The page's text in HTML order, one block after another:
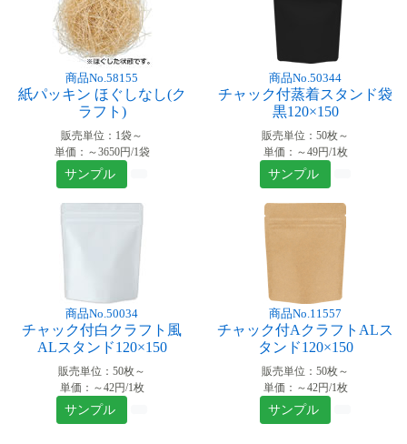
商品No.58155
紙パッキン ほぐしなし(ク
ラフト)
販売単位：1袋～
単価：～3650円/1袋
サンプル
商品No.50344
チャック付蒸着スタンド袋
黒120×150
販売単位：50枚～
単価：～49円/1枚
サンプル
商品No.50034
チャック付白クラフト風
ALスタンド120×150
販売単位：50枚～
単価：～42円/1枚
サンプル
商品No.11557
チャック付AクラフトALス
タンド120×150
販売単位：50枚～
単価：～42円/1枚
サンプル